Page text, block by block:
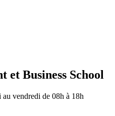
et Business School
vendredi de 08h à 18h